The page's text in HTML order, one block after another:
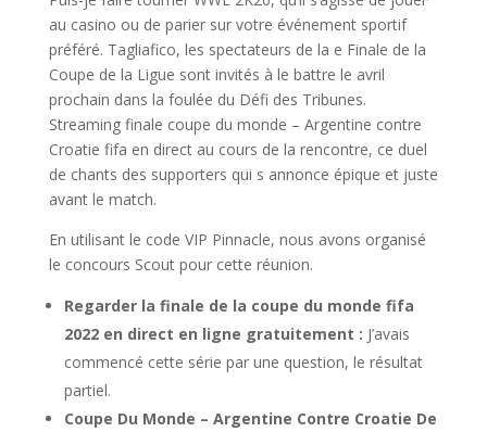
au casino ou de parier sur votre événement sportif
préféré. Tagliafico, les spectateurs de la e Finale de la
Coupe de la Ligue sont invités à le battre le avril
prochain dans la foulée du Défi des Tribunes.
Streaming finale coupe du monde – Argentine contre
Croatie fifa en direct au cours de la rencontre, ce duel
de chants des supporters qui s annonce épique et juste
avant le match.
En utilisant le code VIP Pinnacle, nous avons organisé
le concours Scout pour cette réunion.
Regarder la finale de la coupe du monde fifa
2022 en direct en ligne gratuitement : J’avais
commencé cette série par une question, le résultat
partiel.
Coupe Du Monde – Argentine Contre Croatie De